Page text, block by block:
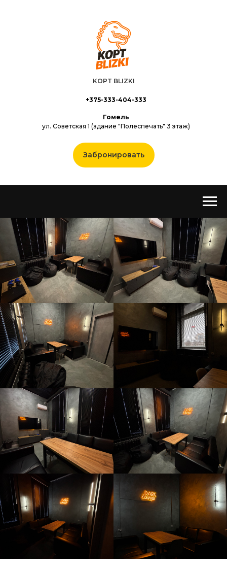
KOPT BLIZKI
+375-333-404-333
Гомель
ул. Советская 1 (здание "Полеспечать" 3 этаж)
Забронировать